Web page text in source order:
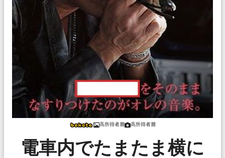
高所得者層 高所得者層
電車内でたまたま横に